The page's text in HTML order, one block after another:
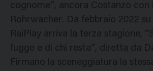
cognome”, ancora Costanzo con
Rohrwacher. Da febbraio 2022 su
RaiPlay arriva la terza stagione,
fugge e di chi resta”, diretta da
Firmano la sceneggiatura la